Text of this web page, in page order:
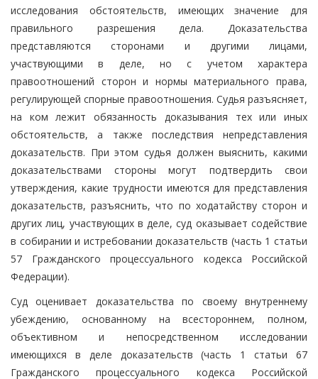
исследования обстоятельств, имеющих значение для
правильного разрешения дела. Доказательства
представляются сторонами и другими лицами,
участвующими в деле, но с учетом характера
правоотношений сторон и нормы материального права,
регулирующей спорные правоотношения. Судья разъясняет,
на ком лежит обязанность доказывания тех или иных
обстоятельств, а также последствия непредставления
доказательств. При этом судья должен выяснить, какими
доказательствами стороны могут подтвердить свои
утверждения, какие трудности имеются для представления
доказательств, разъяснить, что по ходатайству сторон и
других лиц, участвующих в деле, суд оказывает содействие
в собирании и истребовании доказательств (часть 1 статьи
57 Гражданского процессуального кодекса Российской
Федерации).
Суд оценивает доказательства по своему внутреннему
убеждению, основанному на всестороннем, полном,
объективном и непосредственном исследовании
имеющихся в деле доказательств (часть 1 статьи 67
Гражданского процессуального кодекса Российской